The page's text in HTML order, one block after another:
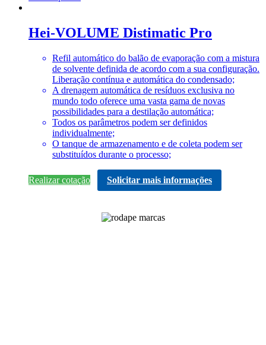
Hei-VOLUME Distimatic Pro
Refil automático do balão de evaporação com a mistura
de solvente definida de acordo com a sua configuração.
Liberação contínua e automática do condensado;
A drenagem automática de resíduos exclusiva no
mundo todo oferece uma vasta gama de novas
possibilidades para a destilação automática;
Todos os parâmetros podem ser definidos
individualmente;
O tanque de armazenamento e de coleta podem ser
substituídos durante o processo;
Realizar cotação Solicitar mais informações